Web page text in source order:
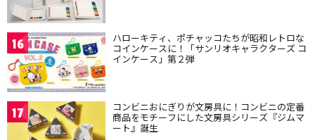
16 ハローキティ、ポチャッコたちが昭和レトロな
コインケースに！「サンリオキャラクターズ コ
インケース」第２弾
17 コンビニおにぎりが文房具に！コンビニの定番
商品をモチーフにした文房具シリーズ『ジムマ
ート』誕生